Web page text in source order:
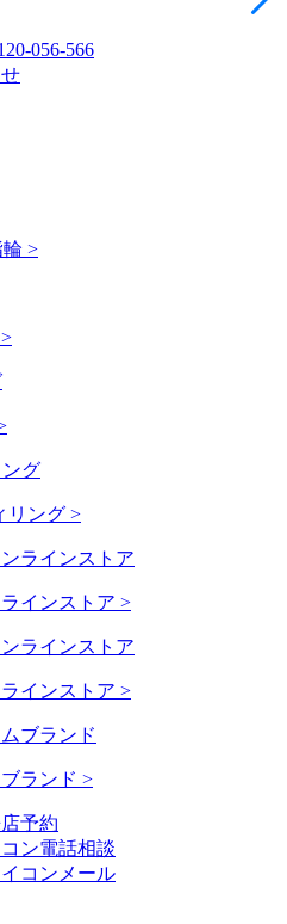
056-566
>
リング >
インストア >
インストア >
ランド >
予約
電話相談
メール